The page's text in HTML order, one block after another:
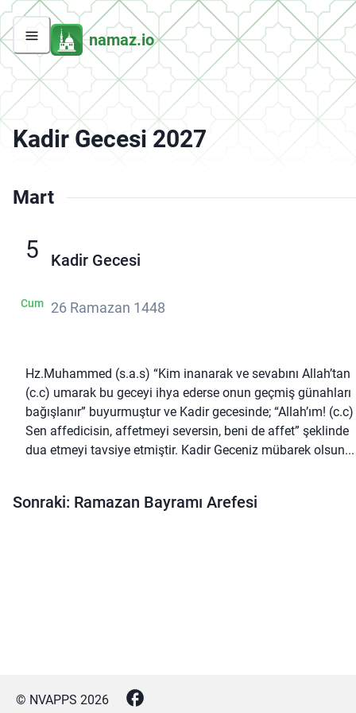
namaz.io
Kadir Gecesi 2027
Mart
5
Cum
Kadir Gecesi
26 Ramazan 1448
Hz.Muhammed (s.a.s) “Kim inanarak ve sevabını Allah’tan
(c.c) umarak bu geceyi ihya ederse onun geçmiş günahları
bağışlanır” buyurmuştur ve Kadir gecesinde; “Allah’ım! (c.c)
Sen affedicisin, affetmeyi seversin, beni de affet” şeklinde
dua etmeyi tavsiye etmiştir. Kadir Geceniz mübarek olsun...
Sonraki: Ramazan Bayramı Arefesi
© NVAPPS 2026